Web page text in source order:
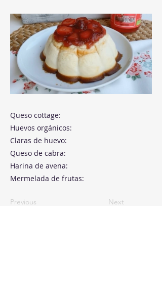
Queso cottage:
Huevos orgánicos:
Claras de huevo:
Queso de cabra:
Harina de avena:
Mermelada de frutas:
Previous Next